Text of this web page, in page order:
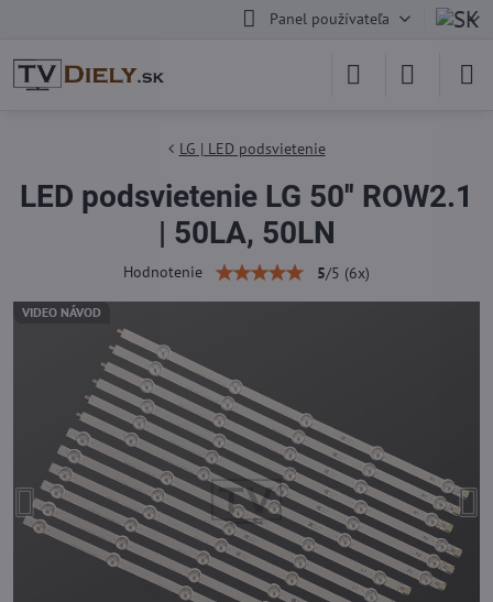
Panel používateľa
VIDEO NÁVOD
LG | LED podsvietenie
LED podsvietenie LG 50'' ROW2.1
| 50LA, 50LN
Hodnotenie 5/5 (6x)